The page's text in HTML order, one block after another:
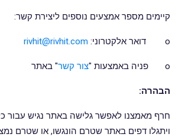
קיימים מספר אמצעים נוספים ליצירת קשר:
o דואר אלקטרוני: rivhit@rivhit.com
o פניה באמצעות " צור קשר" באתר
הבהרה:
חרף מאמצנו לאפשר גלישה באתר נגיש עבור
ויתגלו דפים באתר שטרם הונגשו, או שטרם